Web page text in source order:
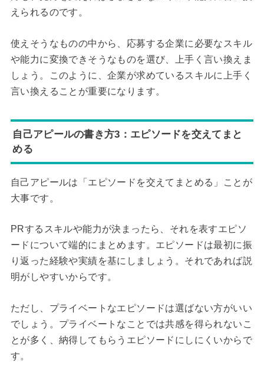
えられるのです。
使えそうなものの中から、応募する企業に必要なスキル
や能力に変換できそうなものを選び、上手く言い換えま
しょう。このように、企業が求めているスキルに上手く
言い換えることが重要になります。
自己アピールの書き方3：エピソードを交えてまと
める
自己アピールは「エピソードを交えてまとめる」ことが
大事です。
PRするスキルや能力が決まったら、それを表すエピソ
ードについて端的にまとめます。エピソードは最初に振
り返った経験や実績を基にしましょう。それであれば説
明がしやすいからです。
ただし、プライベートなエピソードは選ばない方がいい
でしょう。プライベートなことでは共感を得られないこ
とが多く、納得してもらうエピソードにしにくいからで
す。